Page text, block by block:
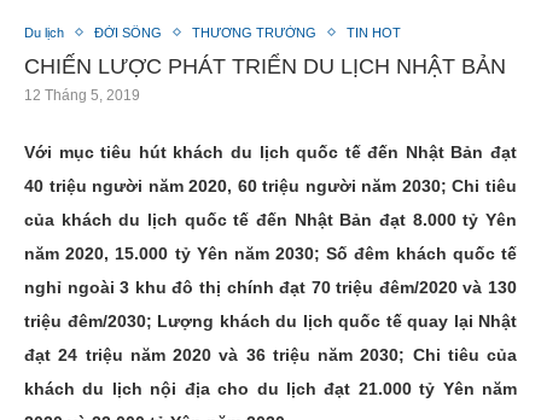
Du lịch ĐỜI SỐNG THƯƠNG TRƯỜNG TIN HOT
CHIẾN LƯỢC PHÁT TRIỂN DU LỊCH NHẬT BẢN
12 Tháng 5, 2019
Với mục tiêu hút khách du lịch quốc tế đến Nhật Bản đạt
40 triệu người năm 2020, 60 triệu người năm 2030; Chi tiêu
của khách du lịch quốc tế đến Nhật Bản đạt 8.000 tỷ Yên
năm 2020, 15.000 tỷ Yên năm 2030; Số đêm khách quốc tế
nghỉ ngoài 3 khu đô thị chính đạt 70 triệu đêm/2020 và 130
triệu đêm/2030; Lượng khách du lịch quốc tế quay lại Nhật
đạt 24 triệu năm 2020 và 36 triệu năm 2030; Chi tiêu của
khách du lịch nội địa cho du lịch đạt 21.000 tỷ Yên năm